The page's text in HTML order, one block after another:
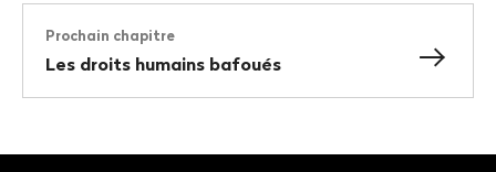
Prochain chapitre
Les droits humains bafoués